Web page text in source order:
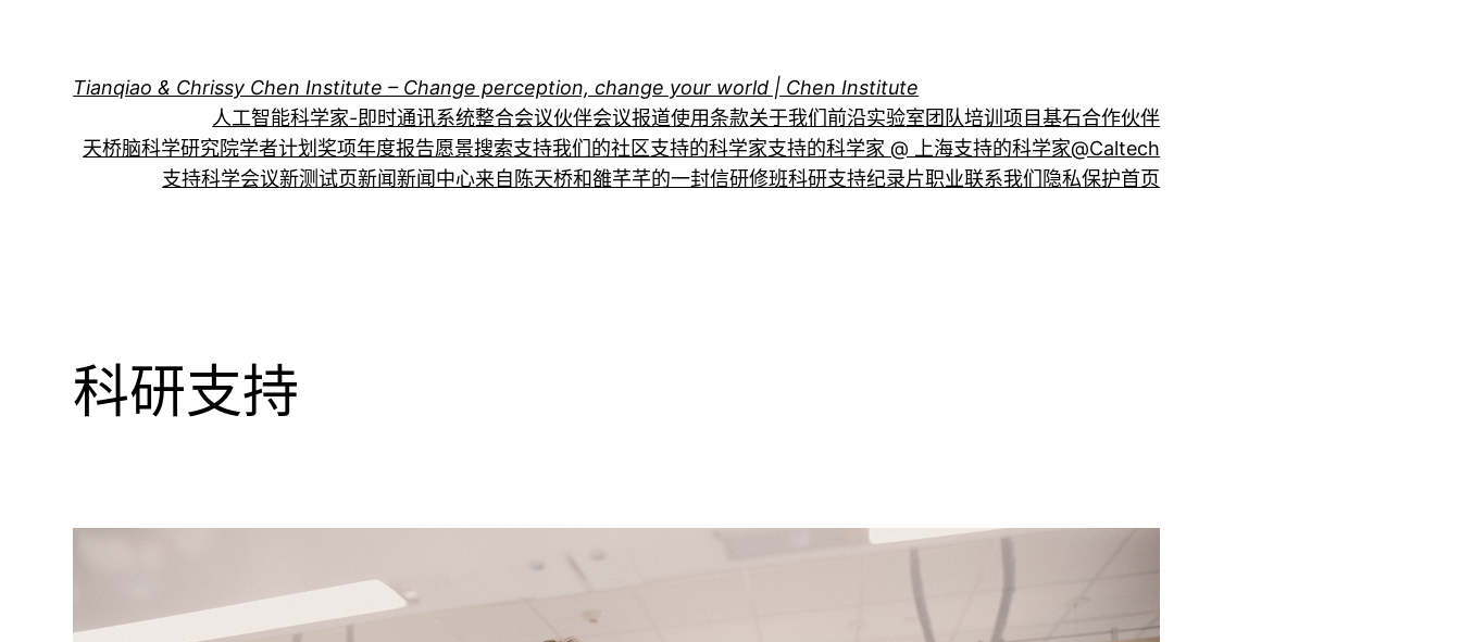
Tianqiao & Chrissy Chen Institute – Change perception, change your world | Chen Institute
人工智能科学家-即时通讯系统整合会议伙伴会议报道使用条款关于我们前沿实验室团队培训项目基石合作伙伴
天桥脑科学研究院学者计划 奖项年度报告愿景搜索支持我们的社区支持的科学家支持的科学家 @ 上海支持的科学家@Caltech
支持科学会议新测试页新闻新闻中心来自陈天桥和雒芊芊的一封信研修班科研支持纪录片职业联系我们 隐私保护首页
科研支持